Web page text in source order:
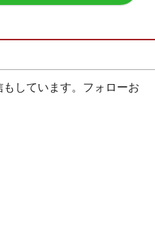
しています。フォローお